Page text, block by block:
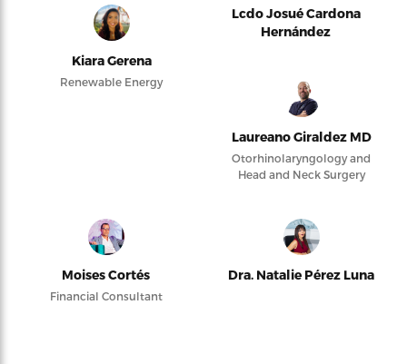
Kiara Gerena
Renewable Energy
Lcdo Josué Cardona
Hernández
Laureano Giraldez MD
Otorhinolaryngology and
Head and Neck Surgery
Moises Cortés
Financial Consultant
Dra. Natalie Pérez Luna